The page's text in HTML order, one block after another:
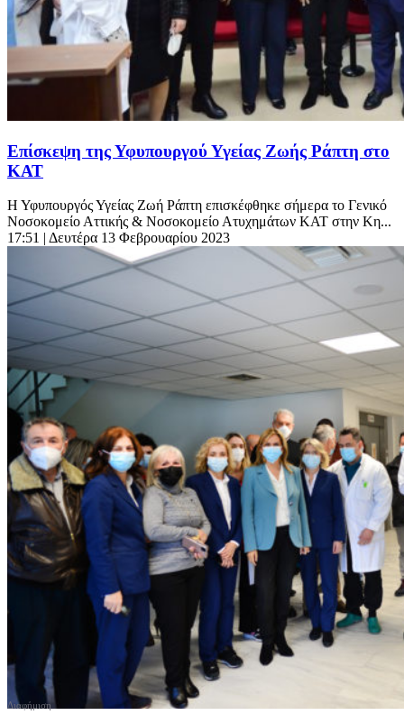
Επίσκεψη της Υφυπουργού Υγείας Ζωής Ράπτη στο
ΚΑΤ
Η Υφυπουργός Υγείας Ζωή Ράπτη επισκέφθηκε σήμερα το Γενικό
Νοσοκομείο Αττικής & Νοσοκομείο Ατυχημάτων ΚΑΤ στην Κη...
17:51 | Δευτέρα 13 Φεβρουαρίου 2023